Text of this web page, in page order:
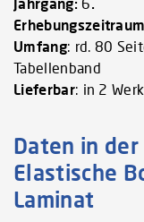
Erhebungszeitraum
Umfang: rd. 80
Tabellenband
Lieferbar: in 2
Daten in
Elastische
Laminat